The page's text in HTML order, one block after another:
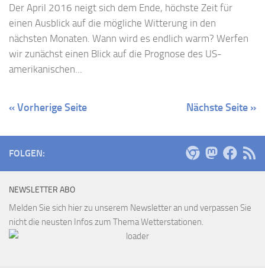
Der April 2016 neigt sich dem Ende, höchste Zeit für
einen Ausblick auf die mögliche Witterung in den
nächsten Monaten. Wann wird es endlich warm? Werfen
wir zunächst einen Blick auf die Prognose des US-
amerikanischen...
« Vorherige Seite Nächste Seite »
FOLGEN:
NEWSLETTER ABO
Melden Sie sich hier zu unserem Newsletter an und verpassen Sie
nicht die neusten Infos zum Thema Wetterstationen.